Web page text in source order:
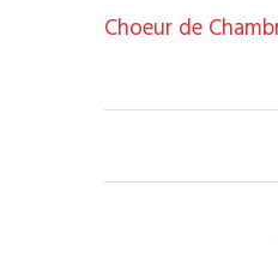
Choeur de